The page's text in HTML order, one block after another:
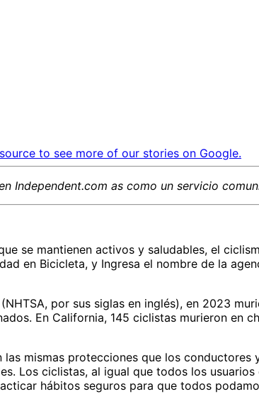
to see more of our stories on Google.
Independent.com as como un servicio
se mantienen activos y saludables, el
en Bicicleta, y Ingresa el nombre de la
por sus siglas en inglés), en 2023
En California, 145 ciclistas murieron en
mismas protecciones que los conductores
Los ciclistas, al igual que todos los
hábitos seguros para que todos